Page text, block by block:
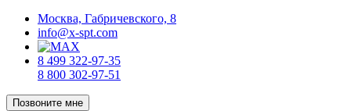
Москва, Габричевского, 8
info@x-spt.com
8 499 322-97-35
8 800 302-97-51
Позвоните мне